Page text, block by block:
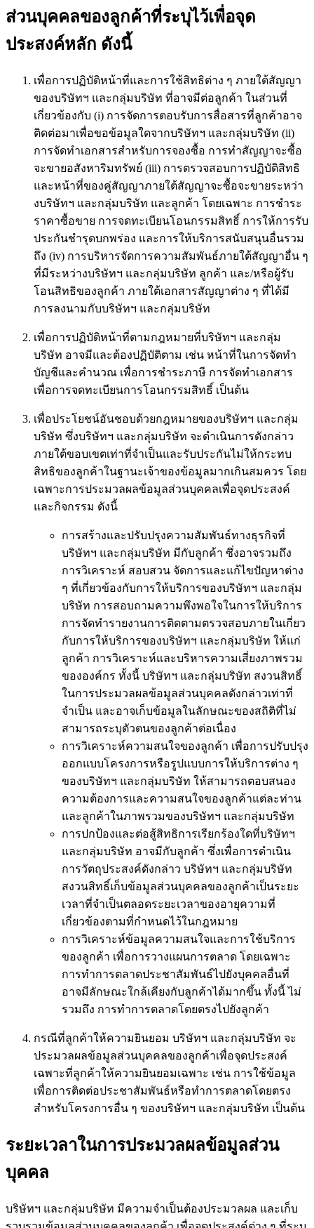
ส่วนบุคคลของลูกค้าที่ระบุไว้เพื่อจุด
ประสงค์หลัก ดังนี้
เพื่อการปฏิบัติหน้าที่และการใช้สิทธิต่าง ๆ ภายใต้สัญญา
ของบริษัทฯ และกลุ่มบริษัท ที่อาจมีต่อลูกค้า ในส่วนที่
เกี่ยวข้องกับ (i) การจัดการตอบรับการสื่อสารที่ลูกค้าอาจ
ติดต่อมาเพื่อขอข้อมูลใดจากบริษัทฯ และกลุ่มบริษัท (ii)
การจัดทำเอกสารสำหรับการจองซื้อ การทำสัญญาจะซื้อ
จะขายอสังหาริมทรัพย์ (iii) การตรวจสอบการปฏิบัติสิทธิ
และหน้าที่ของคู่สัญญาภายใต้สัญญาจะซื้อจะขายระหว่า
งบริษัทฯ และกลุ่มบริษัท และลูกค้า โดยเฉพาะ การชำระ
ราคาซื้อขาย การจดทะเบียนโอนกรรมสิทธิ์ การให้การรับ
ประกันชำรุดบกพร่อง และการให้บริการสนับสนุนอื่นรวม
ถึง (iv) การบริหารจัดการความสัมพันธ์ภายใต้สัญญาอื่น ๆ
ที่มีระหว่างบริษัทฯ และกลุ่มบริษัท ลูกค้า และ/หรือผู้รับ
โอนสิทธิของลูกค้า ภายใต้เอกสารสัญญาต่าง ๆ ที่ได้มี
การลงนามกับบริษัทฯ และกลุ่มบริษัท
เพื่อการปฏิบัติหน้าที่ตามกฎหมายที่บริษัทฯ และกลุ่ม
บริษัท อาจมีและต้องปฏิบัติตาม เช่น หน้าที่ในการจัดทำ
บัญชีและคำนวณ เพื่อการชำระภาษี การจัดทำเอกสาร
เพื่อการจดทะเบียนการโอนกรรมสิทธิ์ เป็นต้น
เพื่อประโยชน์อันชอบด้วยกฎหมายของบริษัทฯ และกลุ่ม
บริษัท ซึ่งบริษัทฯ และกลุ่มบริษัท จะดำเนินการดังกล่าว
ภายใต้ขอบเขตเท่าที่จำเป็นและรับประกันไม่ให้กระทบ
สิทธิของลูกค้าในฐานะเจ้าของข้อมูลมากเกินสมควร โดย
เฉพาะการประมวลผลข้อมูลส่วนบุคคลเพื่อจุดประสงค์
และกิจกรรม ดังนี้
การสร้างและปรับปรุงความสัมพันธ์ทางธุรกิจที่
บริษัทฯ และกลุ่มบริษัท มีกับลูกค้า ซึ่งอาจรวมถึง
การวิเคราะห์ สอบสวน จัดการและแก้ไขปัญหาต่าง
ๆ ที่เกี่ยวข้องกับการให้บริการของบริษัทฯ และกลุ่ม
บริษัท การสอบถามความพึงพอใจในการให้บริการ
การจัดทำรายงานการติดตามตรวจสอบภายในเกี่ยว
กับการให้บริการของบริษัทฯ และกลุ่มบริษัท ให้แก่
ลูกค้า การวิเคราะห์และบริหารความเสี่ยงภาพรวม
ขององค์กร ทั้งนี้ บริษัทฯ และกลุ่มบริษัท สงวนสิทธิ์
ในการประมวลผลข้อมูลส่วนบุคคลดังกล่าวเท่าที่
จำเป็น และอาจเก็บข้อมูลในลักษณะของสถิติที่ไม่
สามารถระบุตัวตนของลูกค้าต่อเนื่อง
การวิเคราะห์ความสนใจของลูกค้า เพื่อการปรับปรุง
ออกแบบโครงการหรือรูปแบบการให้บริการต่าง ๆ
ของบริษัทฯ และกลุ่มบริษัท ให้สามารถตอบสนอง
ความต้องการและความสนใจของลูกค้าแต่ละท่าน
และลูกค้าในภาพรวมของบริษัทฯ และกลุ่มบริษัท
การปกป้องและต่อสู้สิทธิการเรียกร้องใดที่บริษัทฯ
และกลุ่มบริษัท อาจมีกับลูกค้า ซึ่งเพื่อการดำเนิน
การวัตถุประสงค์ดังกล่าว บริษัทฯ และกลุ่มบริษัท
สงวนสิทธิ์เก็บข้อมูลส่วนบุคคลของลูกค้าเป็นระยะ
เวลาที่จำเป็นตลอดระยะเวลาของอายุความที่
เกี่ยวข้องตามที่กำหนดไว้ในกฎหมาย
การวิเคราะห์ข้อมูลความสนใจและการใช้บริการ
ของลูกค้า เพื่อการวางแผนการตลาด โดยเฉพาะ
การทำการตลาดประชาสัมพันธ์ไปยังบุคคลอื่นที่
อาจมีลักษณะใกล้เคียงกับลูกค้าได้มากขึ้น ทั้งนี้ ไม่
รวมถึง การทำการตลาดโดยตรงไปยังลูกค้า
กรณีที่ลูกค้าให้ความยินยอม บริษัทฯ และกลุ่มบริษัท จะ
ประมวลผลข้อมูลส่วนบุคคลของลูกค้าเพื่อจุดประสงค์
เฉพาะที่ลูกค้าให้ความยินยอมเฉพาะ เช่น การใช้ข้อมูล
เพื่อการติดต่อประชาสัมพันธ์หรือทำการตลาดโดยตรง
สำหรับโครงการอื่น ๆ ของบริษัทฯ และกลุ่มบริษัท เป็นต้น
ระยะเวลาในการประมวลผลข้อมูลส่วน
บุคคล
บริษัทฯ และกลุ่มบริษัท มีความจำเป็นต้องประมวลผล และเก็บ